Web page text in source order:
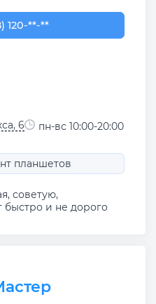
120-18-19
120-**-**
6 пн-вс 10:00-20:00
планшетов
советую,
и не дорого